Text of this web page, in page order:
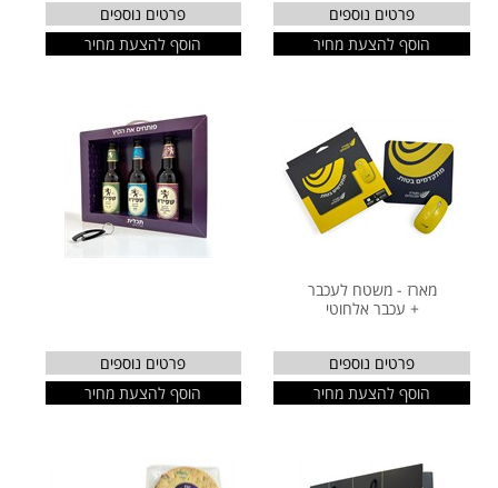
פרטים נוספים
הוסף להצעת מחיר
פרטים נוספים
הוסף להצעת מחיר
מארז - משטח לעכבר
+ עכבר אלחוטי
פרטים נוספים
הוסף להצעת מחיר
פרטים נוספים
הוסף להצעת מחיר